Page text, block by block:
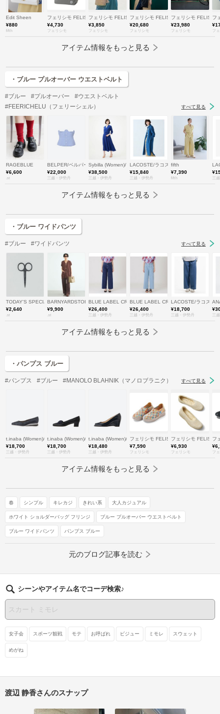
Edit Sheen
¥880
fifth
フェリシモ FELISSIMO
¥4,730
フェリシモ
フェリシモ FELISSIMO
¥3,850
フェリシモ
フェリシモ FELISSIMO
¥20,680
フェリシモ
フェリシモ
¥23,980
フェリシモ
フ
フ
アイテム情報をもっと見る
・ブルー プルオーバー ウエストベルト
#ブルー #プルオーバー
#ウエストベルト
#FEERICHELU（フェリーシェル）
すべて見る
RAGEBLUE
¥6,600
.st
BELPER/ベルパー
¥22,000
三越・伊勢丹
Sybilla (Women)/シビラ
¥38,500
三越・伊勢丹
LACOSTE/ラコステ
¥15,840
三越・伊勢丹
fifth
¥7,390
fifth 三
アイテム情報をもっと見る
・ブルー ワイドパンツ
#ブルー #ワイドパンツ すべて見る
TODAY'S SPECIAL
¥2,640
.st
BARNYARDSTORM
¥9,900
.st
BLUE LABEL CRESTBRIDGE (Women)/ブルーレーベル
¥26,400
三越・伊勢丹
BLUE LABEL CRESTBRIDGE
¥26,400
三越・伊勢丹
LACOSTE/ラコステ
¥18,700
三越・伊勢丹 三
アイテム情報をもっと見る
・パンプス ブルー
#パンプス #ブルー #MANOLO BLAHNIK（マノロブラニク） すべて見る
t.inaba (Women)/ティー.イナバ
¥18,700
三越・伊勢丹
t.inaba (Women)/ティー.イナバ
¥18,700
三越・伊勢丹
t.inaba (Women)/ティー.イナバ
¥18,480
三越・伊勢丹
フェリシモ FELISSIMO
¥7,590
フェリシモ
フェリシモ
¥6,930
フェリシモ
フ
フ
アイテム情報をもっと見る
春 シンプル キレカジ きれい系 大人カジュアル
ホワイト ショルダーバッグ フリンジ ブルー プルオーバー ウエストベルト
ブルー ワイドパンツ パンプス ブルー
元のブログ記事を読む
シーンやアイテム名でコーデ検索♪
女子会 スポーツ観戦 モテ お呼ばれ ビジュー ミモレ スウェット
めがね
渡辺 静香さんのスナップ